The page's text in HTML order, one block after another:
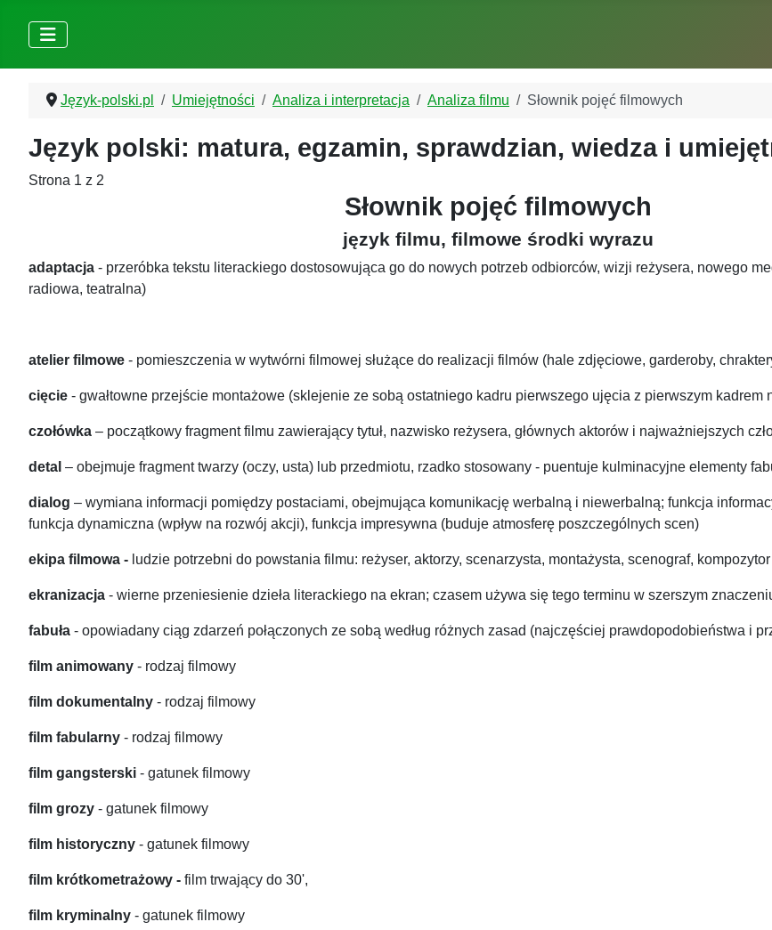
Język-polski.pl Umiejętności Analiza i interpretacja Analiza filmu Słownik pojęć filmowych
Język polski: matura, egzamin, sprawdzian, wiedza i
Strona 1 z 2
Słownik pojęć filmowych
język filmu, filmowe środki wyrazu
adaptacja - przeróbka tekstu literackiego dostosowująca go do nowych potrzeb odbiorców, wizji reżysera, nowego
radiowa, teatralna)
atelier filmowe - pomieszczenia w wytwórni filmowej służące do realizacji filmów (hale zdjęciowe, garderoby,
cięcie - gwałtowne przejście montażowe (sklejenie ze sobą ostatniego kadru pierwszego ujęcia z pierwszym kadrem
czołówka – początkowy fragment filmu zawierający tytuł, nazwisko reżysera, głównych aktorów i najważniejszych
detal – obejmuje fragment twarzy (oczy, usta) lub przedmiotu, rzadko stosowany - puentuje kulminacyjne elementy
dialog – wymiana informacji pomiędzy postaciami, obejmująca komunikację werbalną i niewerbalną; funkcja
funkcja dynamiczna (wpływ na rozwój akcji), funkcja impresywna (buduje atmosferę poszczególnych scen)
ekipa filmowa - ludzie potrzebni do powstania filmu: reżyser, aktorzy, scenarzysta, montażysta, scenograf,
ekranizacja - wierne przeniesienie dzieła literackiego na ekran; czasem używa się tego terminu w szerszym
fabuła - opowiadany ciąg zdarzeń połączonych ze sobą według różnych zasad (najczęściej prawdopodobieństwa i
film animowany - rodzaj filmowy
film dokumentalny - rodzaj filmowy
film fabularny - rodzaj filmowy
film gangsterski - gatunek filmowy
film grozy - gatunek filmowy
film historyczny - gatunek filmowy
film krótkometrażowy - film trwający do 30',
film kryminalny - gatunek filmowy